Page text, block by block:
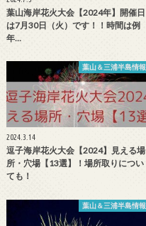
葉山海岸花火大会【2024年】開催日
は7月30日（火）です！！時間は例
年…
葉山＆三浦半島情報
2024.3.14
逗子海岸花火大会【2024】見える場
所・穴場【13選】！場所取りについ
ても！
葉山＆三浦半島情報